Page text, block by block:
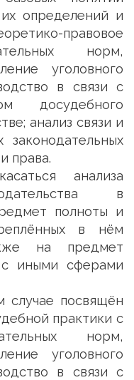
определений и
правовое
норм,
уголовного
в связи с
досудебного
анализ связи и
права.
анализа
в
полноты и
в нём
на предмет
с иными сферами
случае посвящён
практики с
норм,
уголовного
в связи с